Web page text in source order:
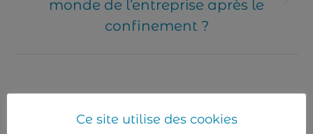
Article
suivant
monde de l’entreprise après le
confinement ?
Articles en relation
Ce site utilise des cookies